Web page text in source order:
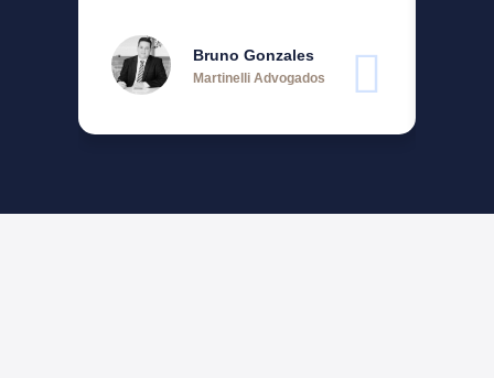
Bruno Gonzales
Martinelli Advogados